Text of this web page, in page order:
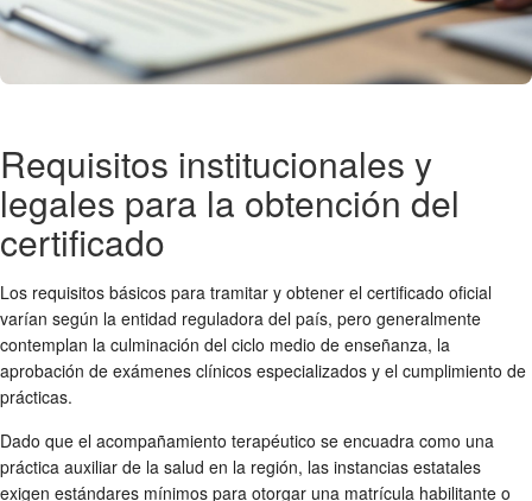
Requisitos institucionales y
legales para la obtención del
certificado
Los requisitos básicos para tramitar y obtener el certificado oficial
varían según la entidad reguladora del país, pero generalmente
contemplan la culminación del ciclo medio de enseñanza, la
aprobación de exámenes clínicos especializados y el cumplimiento de
prácticas.
Dado que el acompañamiento terapéutico se encuadra como una
práctica auxiliar de la salud en la región, las instancias estatales
exigen estándares mínimos para otorgar una matrícula habilitante o